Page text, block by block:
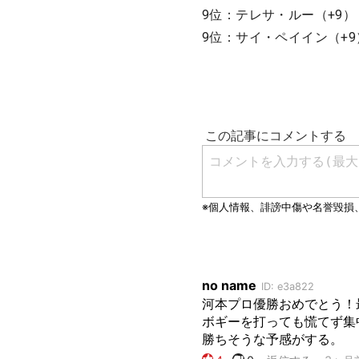
9位：テレサ・ルー（+9）
9位：サイ・ペイイン（+9